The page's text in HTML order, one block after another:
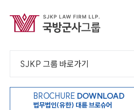
SJKP 그룹 바로가기
BROCHURE DOWNLOAD
법무법인(유한) 대륜 브로슈어